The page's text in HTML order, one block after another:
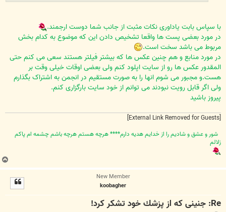
با سپاس بابت یاداوری نکات مثبت از جانب شما دوست ارجمند.
در مورد بعضی پست ها واقعا تشخیص دادن این که موضوع به کدام بخش
مربوط می باشد سخت است.
در مورد منابع و هم چنین عکس ها که بیشتر فیلتر هستند سعی می کنم حتی
المقدور عکس ها رو از سایت اپلود کنم ولی بعضی اوقات خیلی وقت بر
هست.و مجبور می شوم انها را به صورت مستقیم در انجمن به اشتراک بگذارم
ولی اگر قابل رویت نبودند می توانم از خود سایت بارگزاری کنم.
پیروز باشید
[External Link Removed for Guests]
شور و عشق و شاديم را از خدايم هديه دارم**** هرچه هستم هرچه باشم چشمه ام پاکم
زلالم
New Member
koobagher
Re: جنینی كه از پزشك خود تشكر كرد!